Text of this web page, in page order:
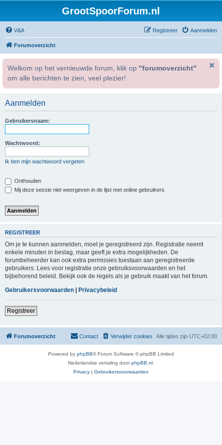
GrootSpoorForum.nl
V&A Aanmelden
Registreer
Forumoverzicht
Welkom op het vernieuwde forum, klik op "forumoverzicht"
om alle berichten te zien, veel plezier!
Aanmelden
Gebruikersnaam:
Wachtwoord:
Ik ben mijn wachtwoord vergeten
Onthouden
Mij deze sessie niet weergeven in de lijst met online gebruikers
REGISTREER
Om je te kunnen aanmelden, moet je geregistreerd zijn. Registratie neemt
enkele minuten in beslag, maar geeft je extra mogelijkheden. De
forumbeheerder kan ook extra permissies toestaan aan geregistreerde
gebruikers. Lees voor registratie onze gebruiksvoorwaarden en het
bijbehorend beleid. Bekijk ook de regels als je gebruik maakt van het forum.
Gebruikersvoorwaarden | Privacybeleid
Registreer
Forumoverzicht Alle tijden zijn UTC+02:00
Verwijder cookies
Contact
Powered by phpBB® Forum Software © phpBB Limited
Nederlandse vertaling doorphpBB.nl
Privacy | Gebruikersvoorwaarden